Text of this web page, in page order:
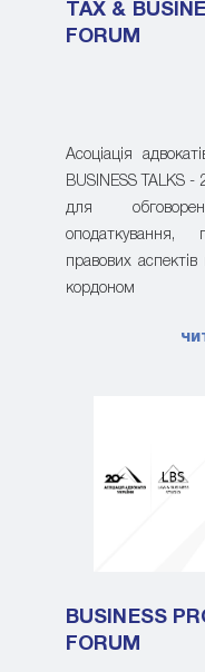
TAX &
FORUM
Асоціація
BUSINESS TALKS
для
оподаткування,
правових
кордоном
BUSINESS
FORUM